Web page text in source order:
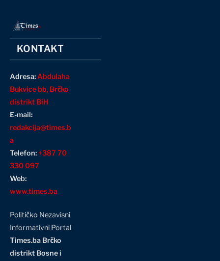
KONTAKT
Adresa:Abdulaha
Bukvice bb, Brčko
distrikt BiH
E-mail:
redakcija@times.b
a
Telefon:+387 70
330 097
Web:
www.times.ba
Političko Nezavisni
Informativni Portal
Times.ba Brčko
distrikt Bosne i